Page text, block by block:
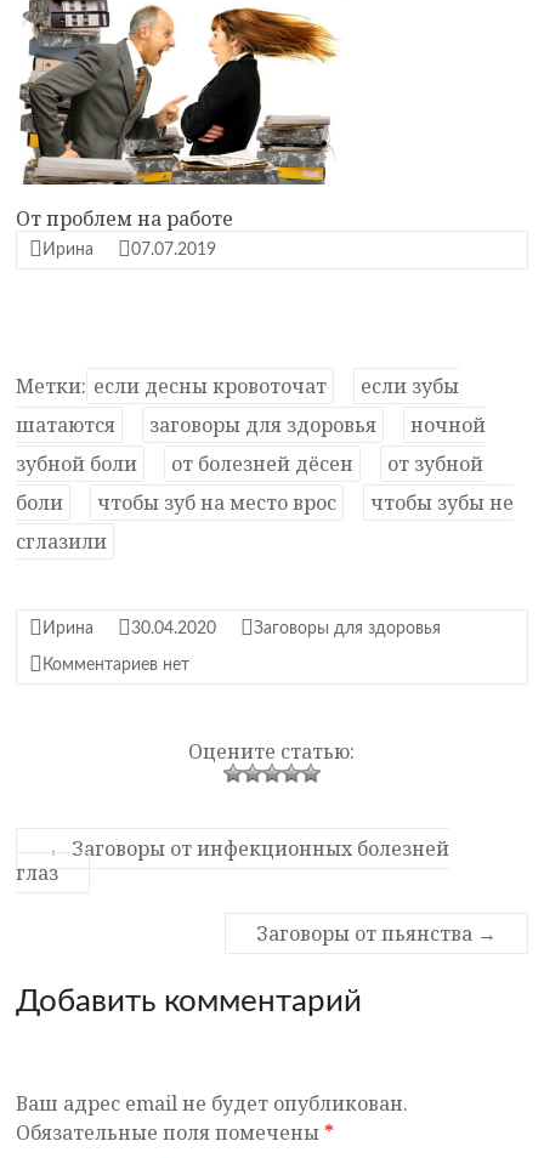
От проблем на работе
Ирина 07.07.2019
Метки: если десны кровоточат
если зубы
шатаются
заговоры для здоровья
ночной
зубной боли
от болезней дёсен
от зубной
боли
чтобы зуб на место врос
чтобы зубы не
сглазили
Ирина 30.04.2020 Заговоры для здоровья
Комментариев нет
Оцените статью:
←
Заговоры от инфекционных болезней
глаз
Заговоры от пьянства →
Добавить комментарий
Ваш адрес email не будет опубликован.
Обязательные поля помечены *